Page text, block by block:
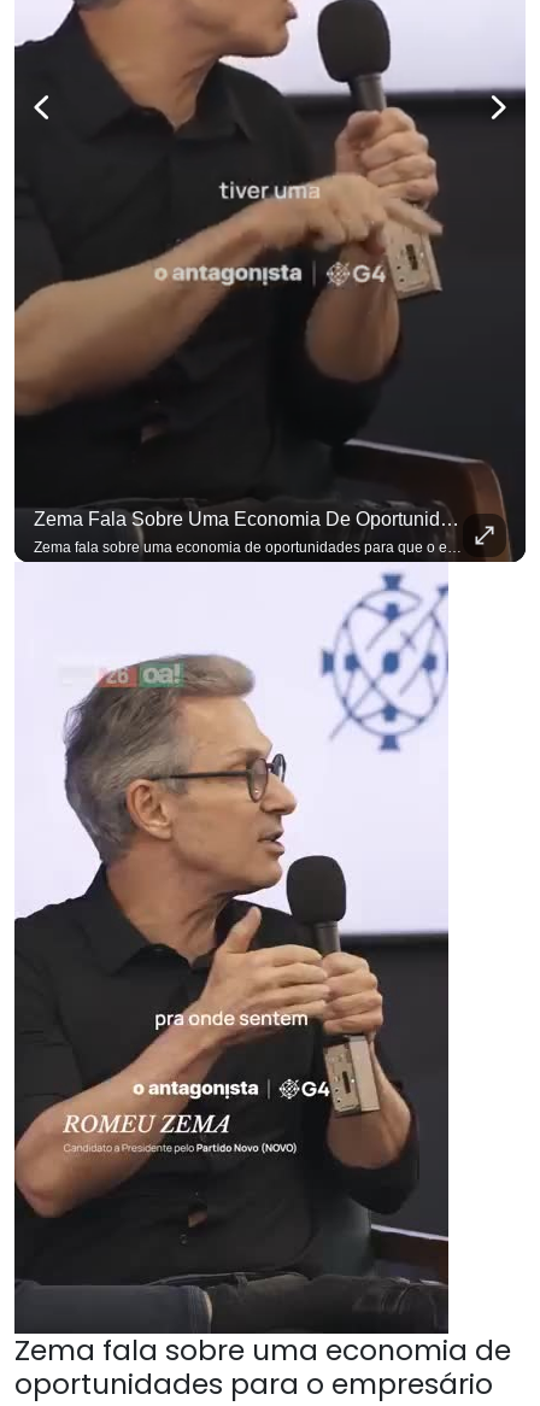
Zema Fala Sobre Uma Economia De Oportunidades Para O Empresário
Zema fala sobre uma economia de oportunidades para que o empresário brasileiro não precise sair do país para manter o crescimento do seu negócio. A primeira Sabatina Presidencial em que as perguntas não vieram de assessores, partidos ou jornalistas. Vieram de uma pesquisa com empresários brasileiros. Imposto, juro, custo de contratar. Cada candidato frente a frente com quem move a economia do país. Se você busca informação com credibilidade, inscreva-se agora e ative o
Zema fala sobre uma economia de
oportunidades para o empresário